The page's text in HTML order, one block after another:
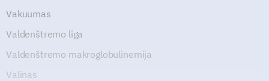
Vakuumas
Valdenštremo liga
Valdenštremo makroglobulinemija
Valinas